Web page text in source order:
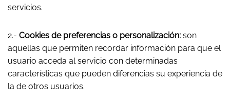
servicios.
2.- Cookies de preferencias o personalización: son
aquellas que permiten recordar información para que el
usuario acceda al servicio con determinadas
características que pueden diferencias su experiencia de
la de otros usuarios.